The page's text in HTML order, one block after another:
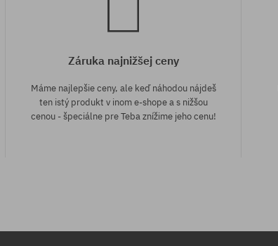
Záruka najnižšej ceny
Máme najlepšie ceny, ale keď náhodou nájdeš
ten istý produkt v inom e-shope a s nižšou
cenou - špeciálne pre Teba znížime jeho cenu!